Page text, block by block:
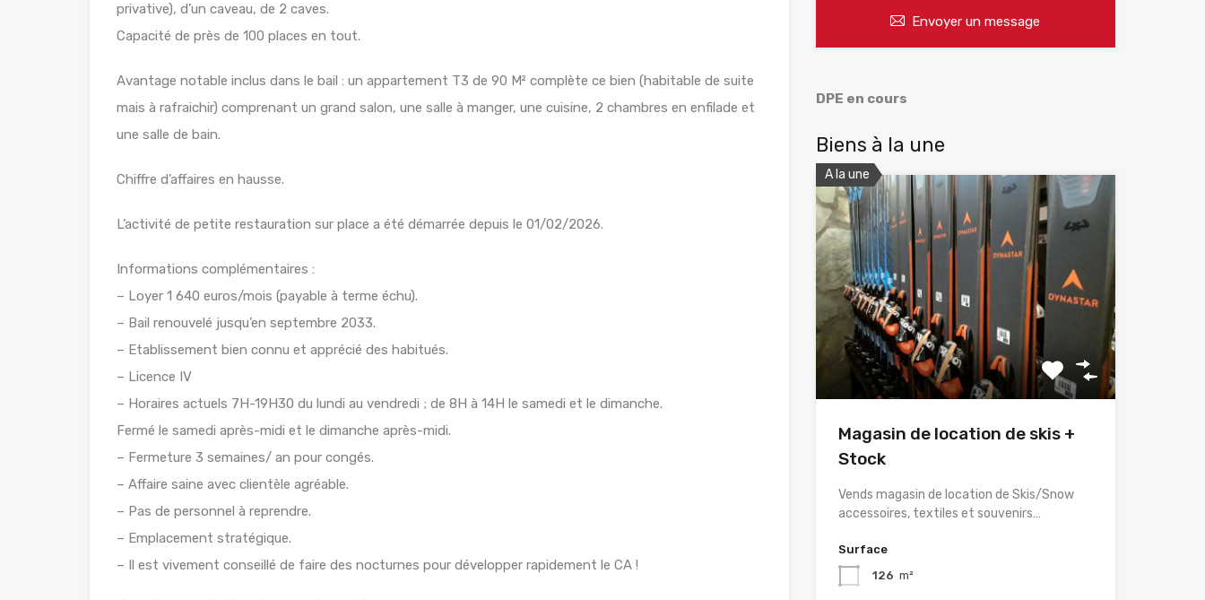
privative), d’un caveau, de 2 caves.
Capacité de près de 100 places en tout.
Avantage notable inclus dans le bail : un appartement T3 de 90 M² complète ce bien (habitable de suite
mais à rafraichir) comprenant un grand salon, une salle à manger, une cuisine, 2 chambres en enfilade et
une salle de bain.
Chiffre d’affaires en hausse.
L’activité de petite restauration sur place a été démarrée depuis le 01/02/2026.
Informations complémentaires :
– Loyer 1 640 euros/mois (payable à terme échu).
– Bail renouvelé jusqu’en septembre 2033.
– Etablissement bien connu et apprécié des habitués.
– Licence IV
– Horaires actuels 7H-19H30 du lundi au vendredi ; de 8H à 14H le samedi et le dimanche.
Fermé le samedi après-midi et le dimanche après-midi.
– Fermeture 3 semaines/ an pour congés.
– Affaire saine avec clientèle agréable.
– Pas de personnel à reprendre.
– Emplacement stratégique.
– Il est vivement conseillé de faire des nocturnes pour développer rapidement le CA !
Envoyer un message
DPE en cours
Biens à la une
A la une
Magasin de location de skis +
Stock
Vends magasin de location de Skis/Snow
accessoires, textiles et souvenirs…
Surface
126 m²